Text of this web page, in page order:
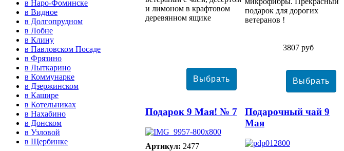
и лимоном в крафтовом
деревянном ящике
3807 руб
подарок для дорогих
ветеранов !
Подарок 9 Мая! № 7
Артикул: 2477
Подарочный чай 9
Мая
в Наро-Фоминске
в Видное
в Долгопрудном
в Лобне
в Клину
в Павловском Посаде
в Фрязино
в Лыткарино
в Коммунарке
в Дзержинском
в Кашире
в Котельниках
в Нахабино
в Донском
в Узловой
в Щербинке